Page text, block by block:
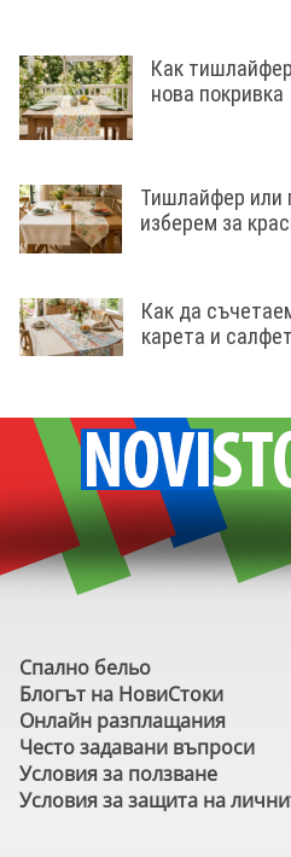
Как
нова покривка
Тишлайфер или
изберем за
Как да
карета и
Спално бельо
Блогът на НовиСтоки
Онлайн разплащания
Често задавани въпроси
Условия за ползване
Условия за защита на